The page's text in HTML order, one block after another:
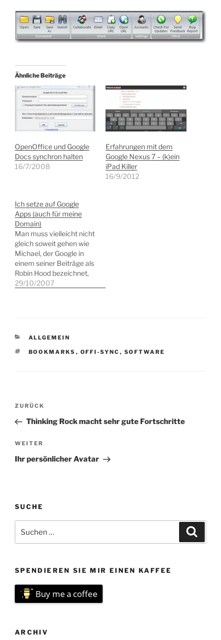
Ähnliche Beiträge
OpenOffice und Google
Docs synchron halten
16/7/2008
Erfahrungen mit dem
Google Nexus 7 – (k)ein
iPad Killer
16/9/2012
Ich setze auf Google
Apps (auch für meine
Domain)
Man muss vielleicht nicht
gleich soweit gehen wie
Michael, der Google in
einem seiner Beiträge als
Robin Hood bezeichnet,
aber was Google da mit
bezeichnen. Google Mail
mit einer glasklaren
Oberfläche, einem
29/10/2007
KATEGORIEN
ALLGEMEIN
SCHLAGWÖRTER
BOOKMARKS , OFFI-SYNC , SOFTWARE
Beitragsnavigation
Vorheriger
Beitrag
ZURÜCK
Thinking Rock macht sehr gute Fortschritte
Nächster
Beitrag
WEITER
Ihr persönlicher Avatar
SUCHE
nach:
SPENDIEREN SIE MIR EINEN KAFFEE
Buy me a coffee
ARCHIV